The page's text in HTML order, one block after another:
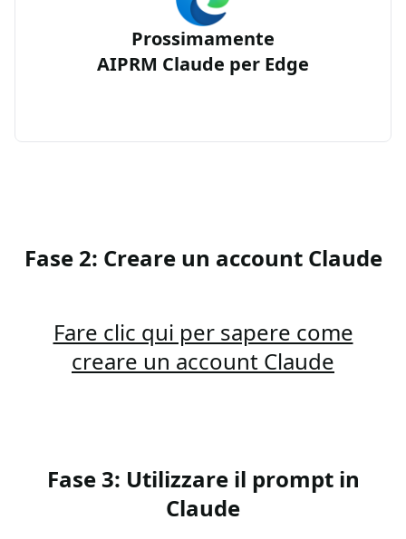
Prossimamente
AIPRM Claude per Edge
Fase 2: Creare un account Claude
Fare clic qui per sapere come
creare un account Claude
Fase 3: Utilizzare il prompt in
Claude